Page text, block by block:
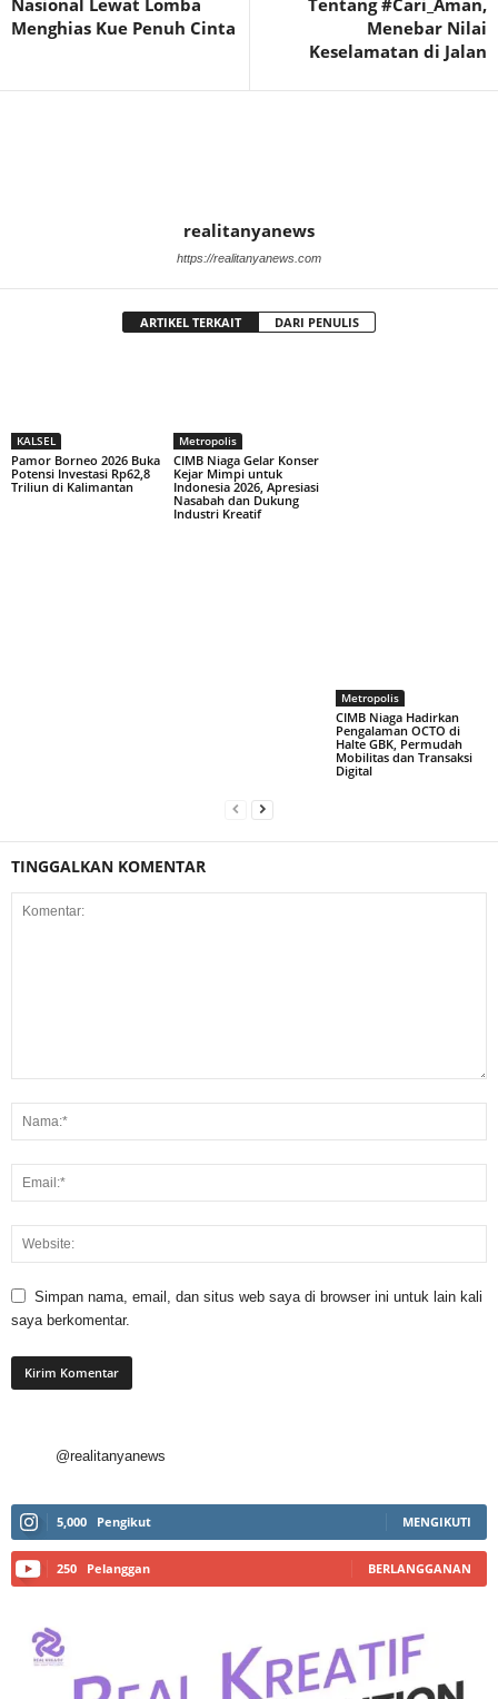
Nasional Lewat Lomba
Menghias Kue Penuh Cinta
Tentang #Cari_Aman,
Menebar Nilai
Keselamatan di Jalan
realitanyanews
https://realitanyanews.com
ARTIKEL TERKAIT DARI PENULIS
KALSEL
Pamor Borneo 2026 Buka
Potensi Investasi Rp62,8
Triliun di Kalimantan
Metropolis
CIMB Niaga Gelar Konser
Kejar Mimpi untuk
Indonesia 2026, Apresiasi
Nasabah dan Dukung
Industri Kreatif
Metropolis
CIMB Niaga Hadirkan
Pengalaman OCTO di
Halte GBK, Permudah
Mobilitas dan Transaksi
Digital
TINGGALKAN KOMENTAR
Simpan nama, email, dan situs web saya di browser ini untuk lain kali
saya berkomentar.
@realitanyanews
5,000 Pengikut MENGIKUTI
250 Pelanggan BERLANGGANAN